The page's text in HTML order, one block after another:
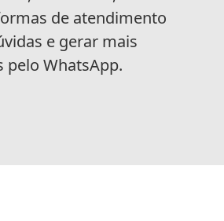
de atendimento
e gerar mais
pelo WhatsApp.